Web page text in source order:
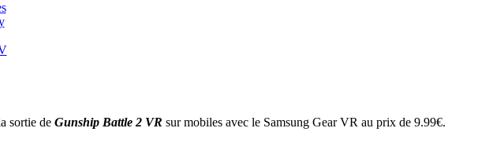
sortie de Gunship Battle 2 VR sur mobiles avec le Samsung Gear VR au prix de 9.99€.